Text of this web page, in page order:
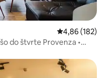
Priemerné
4,86 (182)
do štvrte Provenza •